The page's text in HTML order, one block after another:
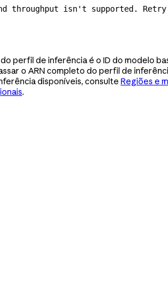
throughput isn't supported.
perfil de inferência é o ID do modelo
o ARN completo do perfil de
disponíveis, consulte Regiões e
.